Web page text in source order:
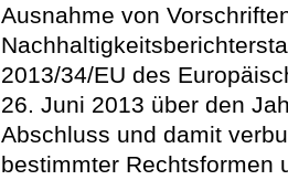
Ausnahme von
2013/34/EU des
26. Juni 2013 über den
Abschluss und damit
bestimmter Rechtsformen